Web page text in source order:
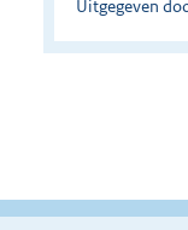
Uitgegeven